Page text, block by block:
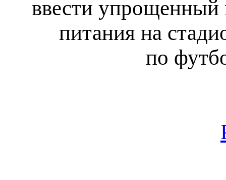
ввести упрощенный
питания на
по